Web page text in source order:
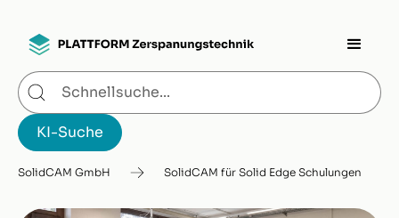
SolidCAM GmbH SolidCAM für Solid Edge Schulungen